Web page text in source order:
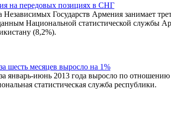
на передовых позициях в СНГ
Государств Армения занимает
Национальной статистической службы
(8,2%).
шесть месяцев выросло на 1%
январь-июнь 2013 года выросло по
статистическая служба республики.